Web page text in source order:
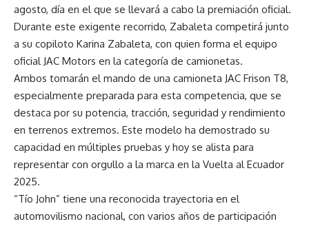
agosto, día en el que se llevará a cabo la premiación oficial.
Durante este exigente recorrido, Zabaleta competirá junto
a su copiloto Karina Zabaleta, con quien forma el equipo
oficial JAC Motors en la categoría de camionetas.
Ambos tomarán el mando de una camioneta JAC Frison T8,
especialmente preparada para esta competencia, que se
destaca por su potencia, tracción, seguridad y rendimiento
en terrenos extremos. Este modelo ha demostrado su
capacidad en múltiples pruebas y hoy se alista para
representar con orgullo a la marca en la Vuelta al Ecuador
2025.
“Tío John” tiene una reconocida trayectoria en el
automovilismo nacional, con varios años de participación